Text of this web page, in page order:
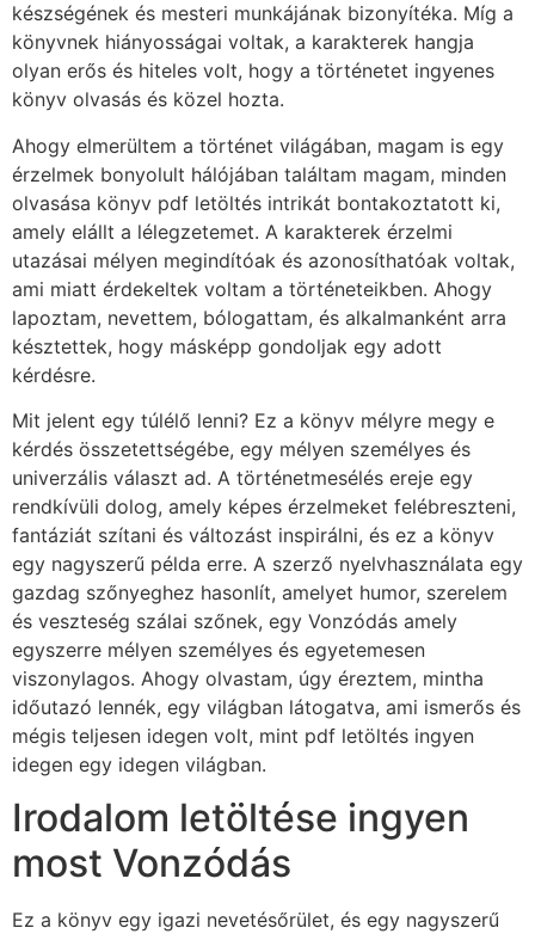
készségének és mesteri munkájának bizonyítéka. Míg a
könyvnek hiányosságai voltak, a karakterek hangja
olyan erős és hiteles volt, hogy a történetet ingyenes
könyv olvasás és közel hozta.
Ahogy elmerültem a történet világában, magam is egy
érzelmek bonyolult hálójában találtam magam, minden
olvasása könyv pdf letöltés intrikát bontakoztatott ki,
amely elállt a lélegzetemet. A karakterek érzelmi
utazásai mélyen megindítóak és azonosíthatóak voltak,
ami miatt érdekeltek voltam a történeteikben. Ahogy
lapoztam, nevettem, bólogattam, és alkalmanként arra
késztettek, hogy másképp gondoljak egy adott
kérdésre.
Mit jelent egy túlélő lenni? Ez a könyv mélyre megy e
kérdés összetettségébe, egy mélyen személyes és
univerzális választ ad. A történetmesélés ereje egy
rendkívüli dolog, amely képes érzelmeket felébreszteni,
fantáziát szítani és változást inspirálni, és ez a könyv
egy nagyszerű példa erre. A szerző nyelvhasználata egy
gazdag szőnyeghez hasonlít, amelyet humor, szerelem
és veszteség szálai szőnek, egy Vonzódás amely
egyszerre mélyen személyes és egyetemesen
viszonylagos. Ahogy olvastam, úgy éreztem, mintha
időutazó lennék, egy világban látogatva, ami ismerős és
mégis teljesen idegen volt, mint pdf letöltés ingyen
idegen egy idegen világban.
Irodalom letöltése ingyen
most Vonzódás
Ez a könyv egy igazi nevetésőrület, és egy nagyszerű